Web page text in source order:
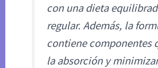
con una dieta
regular. Además, la
contiene componentes
la absorción y